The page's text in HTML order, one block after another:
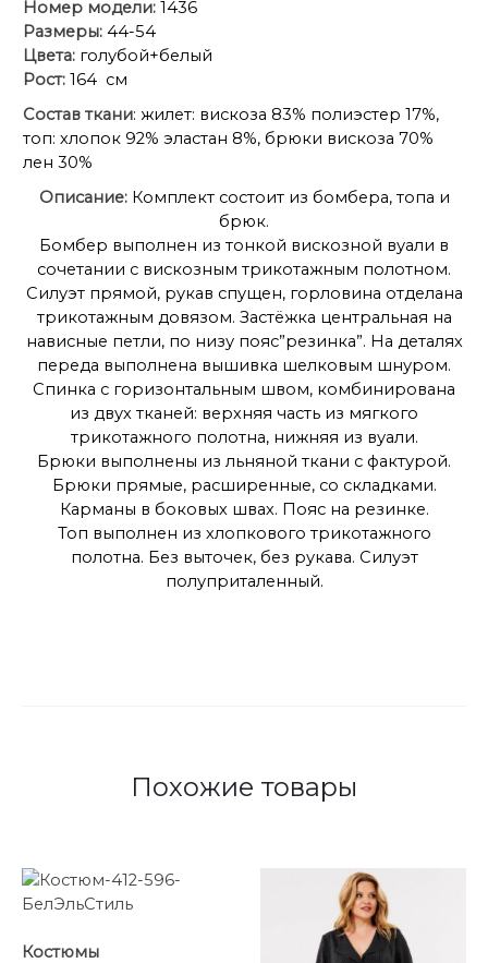
Номер модели: 1436
Размеры: 44-54
Цвета: голубой+белый
Рост: 164 см
Состав ткани: жилет: вискоза 83% полиэстер 17%,
топ: хлопок 92% эластан 8%, брюки вискоза 70%
лен 30%
Описание: Комплект состоит из бомбера, топа и
брюк.
Бомбер выполнен из тонкой вискозной вуали в
сочетании с вискозным трикотажным полотном.
Силуэт прямой, рукав спущен, горловина отделана
трикотажным довязом. Застёжка центральная на
нависные петли, по низу пояс”резинка”. На деталях
переда выполнена вышивка шелковым шнуром.
Спинка с горизонтальным швом, комбинирована
из двух тканей: верхняя часть из мягкого
трикотажного полотна, нижняя из вуали.
Брюки выполнены из льняной ткани с фактурой.
Брюки прямые, расширенные, со складками.
Карманы в боковых швах. Пояс на резинке.
Топ выполнен из хлопкового трикотажного
полотна. Без выточек, без рукава. Силуэт
полуприталенный.
Похожие товары
Костюмы